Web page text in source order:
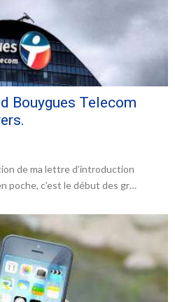
Bouygues Telecom
de ma lettre d’introduction
poche, c’est le début des gr…